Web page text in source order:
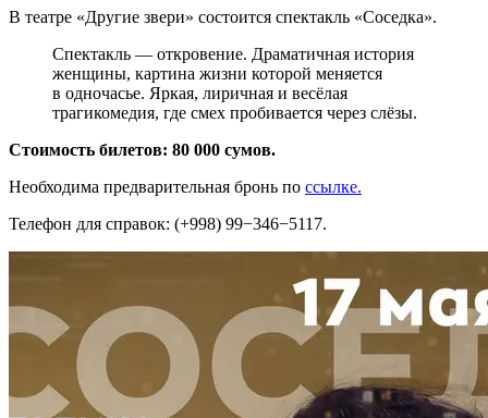
В театре «Другие звери» состоится спектакль «Соседка».
Спектакль — откровение. Драматичная история
женщины, картина жизни которой меняется
в одночасье. Яркая, лиричная и весёлая
трагикомедия, где смех пробивается через слёзы.
Стоимость билетов: 80 000 сумов.
Необходима предварительная бронь по ссылке.
Телефон для справок: (+998) 99−346−5117.